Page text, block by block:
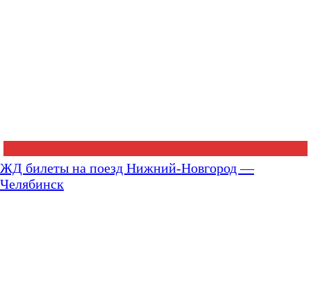
ЖД билеты на поезд Нижний-Новгород —
Челябинск